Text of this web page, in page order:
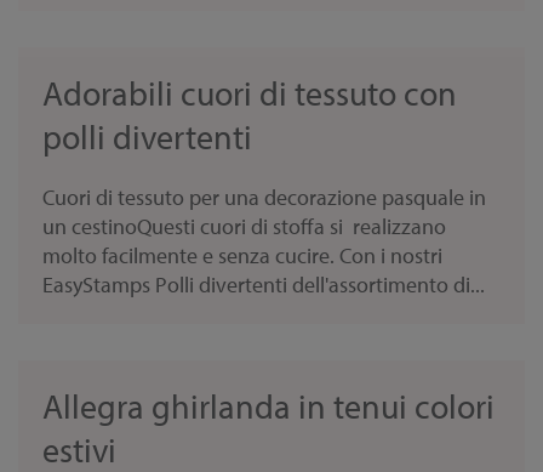
Adorabili cuori di tessuto con
polli divertenti
Cuori di tessuto per una decorazione pasquale in
un cestinoQuesti cuori di stoffa si realizzano
molto facilmente e senza cucire. Con i nostri
EasyStamps Polli divertenti dell'assortimento di...
Allegra ghirlanda in tenui colori
estivi